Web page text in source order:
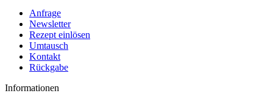
Anfrage
Newsletter
Rezept einlösen
Umtausch
Kontakt
Rückgabe
Informationen